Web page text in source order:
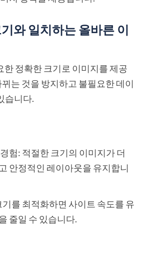
와 일치하는 올바른 이
한 정확한 크기로 이미지를 제공
는 것을 방지하고 불필요한 데이
습니다.
험: 적절한 크기의 이미지가 더
안정적인 레이아웃을 유지합니
를 최적화하면 사이트 속도를 유
줄일 수 있습니다.